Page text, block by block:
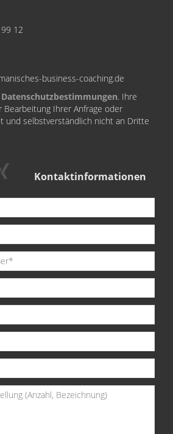
12
business-coaching.de
Datenschutzbestimmungen. Ihre
Bearbeitung Ihrer Anfrage oder
und selbstverständlich nicht an Dritte
Kontaktinformationen